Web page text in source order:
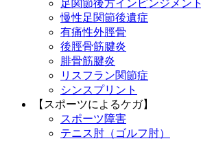
足関節後方インピンジメント
慢性足関節後遺症
有痛性外脛骨
後脛骨筋腱炎
腓骨筋腱炎
リスフラン関節症
シンスプリント
【スポーツによるケガ】
スポーツ障害
テニス肘（ゴルフ肘）